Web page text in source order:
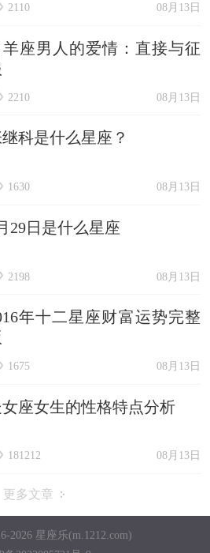
08月13日
2110
羊座男人的爱情：直接与征
08月13日
2210
科是什么星座？
08月13日
1630
29日是什么星座
08月13日
2198
年十二星座财富运势完整
08月13日
1675
座女生的性格特点分析
08月13日
181212
更多文章
2026 星座乐(m.1212.com)